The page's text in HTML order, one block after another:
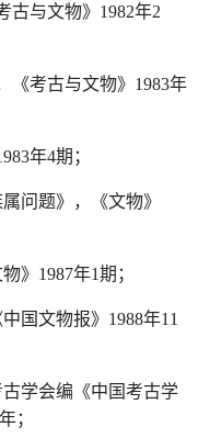
古与文物》1982年2
《考古与文物》1983年
年4期；
问题》，《文物》
》1987年1期；
国文物报》1988年11
学会编《中国考古学
；